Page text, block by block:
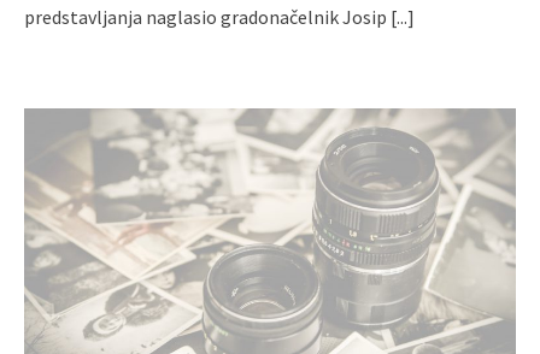
predstavljanja naglasio gradonačelnik Josip [...]